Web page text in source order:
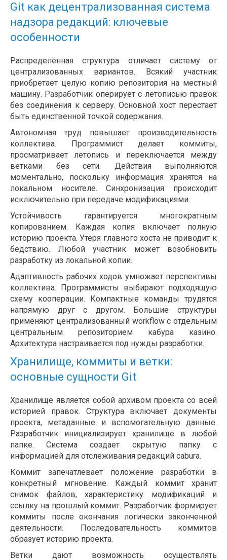
Git как децентрализованная система
надзора редакций: ключевые
особенности
Распределённая структура отличает систему от
централизованных вариантов. Всякий участник
приобретает целую копию репозитория на местный
машину. Разработчик оперирует с летописью правок
без соединения к серверу. Основной хост перестает
быть единственной точкой содержания.
Автономная труд повышает производительность
коллектива. Программист делает коммиты,
просматривает летопись и переключается между
ветками без сети. Действия выполняются
моментально, поскольку информация хранятся на
локальном носителе. Синхронизация происходит
исключительно при передаче модификациями.
Устойчивость гарантируется многократным
копированием. Каждая копия включает полную
историю проекта. Утеря главного хоста не приводит к
бедствию. Любой участник может возобновить
разработку из локальной копии.
Адаптивность рабочих ходов умножает перспективы
коллектива. Программисты выбирают подходящую
схему кооперации. Компактные команды трудятся
напрямую друг с другом. Большие структуры
применяют централизованный workflow с отдельным
центральным репозиторием кабура казино.
Архитектура настраивается под нужды разработки.
Хранилище, коммиты и ветки:
основные сущности Git
Хранилище является собой архивом проекта со всей
историей правок. Структура включает документы
проекта, метаданные и вспомогательную данные.
Разработчик инициализирует хранилище в любой
папке. Система создает скрытую папку с
информацией для отслеживания редакций cabura.
Коммит запечатлевает положение разработки в
конкретный мгновение. Каждый коммит хранит
снимок файлов, характеристику модификаций и
ссылку на прошлый коммит. Разработчик формирует
коммиты после окончания логически законченной
деятельности. Последовательность коммитов
образует историю проекта.
Ветки дают возможность осуществлять